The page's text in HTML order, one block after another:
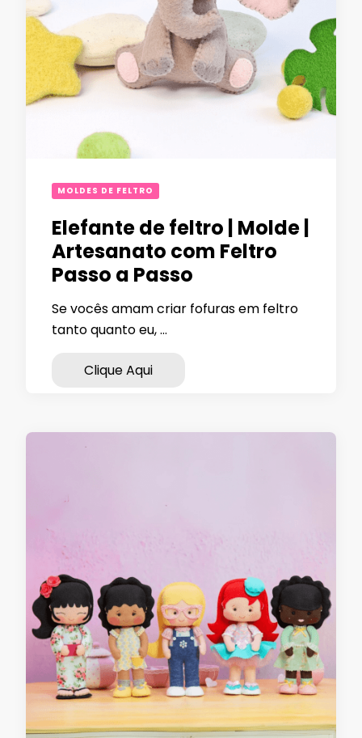
MOLDES DE FELTRO
Elefante de feltro | Molde |
Artesanato com Feltro
Passo a Passo
Se vocês amam criar fofuras em feltro
tanto quanto eu, …
Clique Aqui